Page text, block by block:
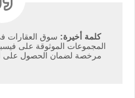
كلمة أخيرة: سوق العقارات
المجموعات الموثوقة على
مرخصة لضمان الحصول على